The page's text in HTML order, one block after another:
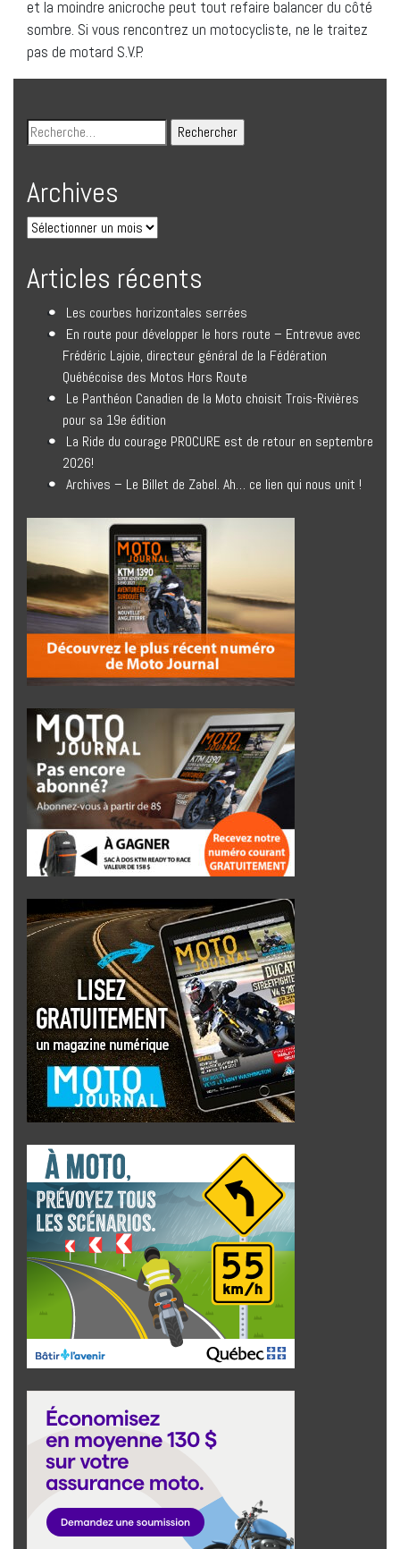
et la moindre anicroche peut tout refaire balancer du côté
sombre. Si vous rencontrez un motocycliste, ne le traitez
pas de motard S.V.P.
Archives
Articles récents
Les courbes horizontales serrées
En route pour développer le hors route – Entrevue avec
Frédéric Lajoie, directeur général de la Fédération
Québécoise des Motos Hors Route
Le Panthéon Canadien de la Moto choisit Trois-Rivières
pour sa 19e édition
La Ride du courage PROCURE est de retour en septembre
2026!
Archives – Le Billet de Zabel. Ah… ce lien qui nous unit !